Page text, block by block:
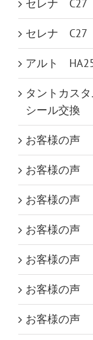
セレナ C27
セレナ C27
アルト
タントカス
シール交換
お客様の声
お客様の声
お客様の声
お客様の声
お客様の声
お客様の声
お客様の声